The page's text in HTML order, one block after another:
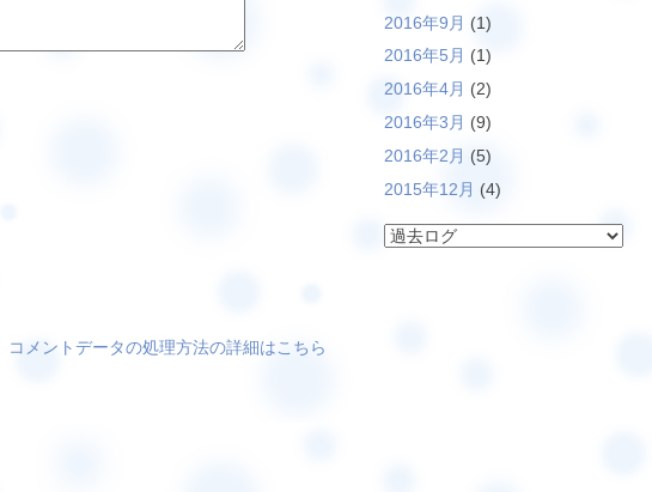
コメントデータの処理方法の詳細はこちら
2016年9月 (1)
2016年5月 (1)
2016年4月 (2)
2016年3月 (9)
2016年2月 (5)
2015年12月 (4)